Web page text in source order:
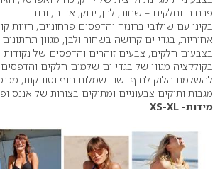
פרחים וחלקים – שחור, לבן, ירוק, אדום, ורוד.
בקיני עם שילובי ברונזה והדפסים פרחוניים, חזיות
אחוריות, בגדי ים קרושה בשחור ולבן, מגוון תחתונים
בצבעים חלקים, צבעים זוהרים והדפסים של נקודות
בקולקציה מגוון של בגדי ים שלמים חלקים והדפסים
להשלמת הלוק לחוף ישנן שמלות חוף וטוניקות,
מגבות ותיקים צבעוניים ומתוקים בצורות של אננס
מידות- XS-XL